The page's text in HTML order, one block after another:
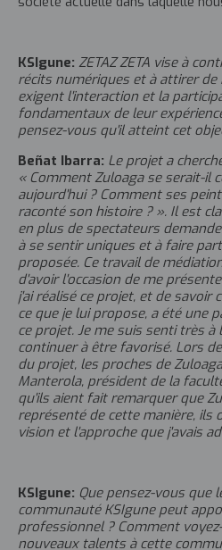
KSIgune: ZETAZ ZETA vise à
récits numériques et à attirer de
exigent l'interaction et la
fondamentaux de leur
pensez-vous qu'il atteint cet
Beñat Ibarra: Le projet a
« Comment Zuloaga se serait-il
aujourd'hui ? Comment ses
raconté son histoire ? ». Il est
en plus de spectateurs
à se sentir uniques et à faire
proposée. Ce travail de
d'avoir l'occasion de me
j'ai réalisé ce projet, et de savoir
ce que je lui propose, a été une
ce projet. Je me suis senti très à
continuer à être favorisé. Lors
du projet, les proches de
Manterola, président de la
qu'ils aient fait remarquer que
représenté de cette manière, ils
vision et l'approche que j'avais
KSIgune: Que pensez-vous que
communauté KSIgune peut
professionnel ? Comment
nouveaux talents à cette